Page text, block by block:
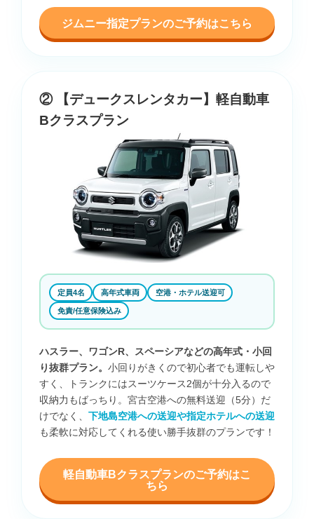
ジムニー指定プランのご予約はこちら
② 【デュークスレンタカー】軽自動車
Bクラスプラン
定員4名 高年式車両 空港・ホテル送迎可
免責/任意保険込み
ハスラー、ワゴンR、スペーシアなどの高年式・小回
り抜群プラン。 小回りがきくので初心者でも運転しや
すく、トランクにはスーツケース2個が十分入るので
収納力もばっちり。宮古空港への無料送迎（5分）だ
けでなく、 下地島空港への送迎や指定ホテルへの送迎
も柔軟に対応してくれる使い勝手抜群のプランです！
軽自動車Bクラスプランのご予約はこ
ちら